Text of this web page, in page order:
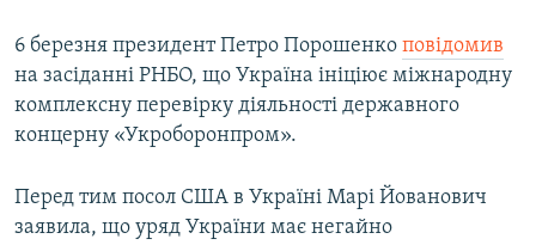
6 березня президент Петро Порошенко повідомив
на засіданні РНБО, що Україна ініціює міжнародну
комплексну перевірку діяльності державного
концерну «Укроборонпром».
Перед тим посол США в Україні Марі Йованович
заявила, що уряд України має негайно